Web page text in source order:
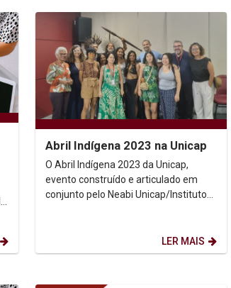
Abril Indígena 2023 na Unicap
O Abril Indígena 2023 da Unicap,
evento construído e articulado em
conjunto pelo Neabi Unicap/Instituto
LER MAIS